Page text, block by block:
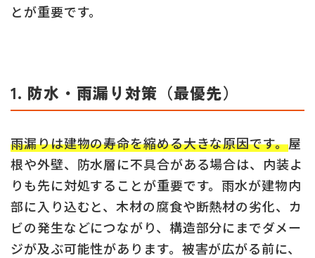
とが重要です。
1. 防水・雨漏り対策（最優先）
雨漏りは建物の寿命を縮める大きな原因です。屋
根や外壁、防水層に不具合がある場合は、内装よ
りも先に対処することが重要です。雨水が建物内
部に入り込むと、木材の腐食や断熱材の劣化、カ
ビの発生などにつながり、構造部分にまでダメー
ジが及ぶ可能性があります。被害が広がる前に、